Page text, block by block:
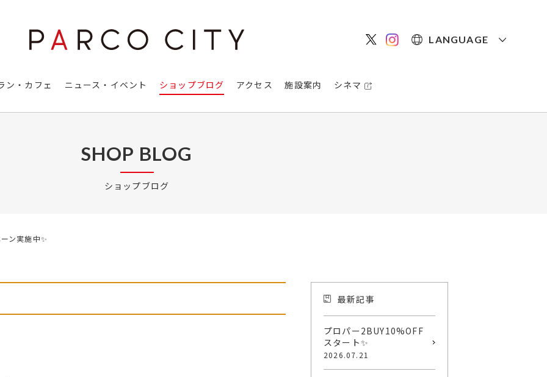
LANGUAGE
ン・カフェ ニュース・イベント ショップブログ アクセス 施設案内 シネマ
SHOP BLOG
ショップブログ
ン実施中✨
最新記事
プロパー2BUY10%OFF
スタート✨
2026.07.21